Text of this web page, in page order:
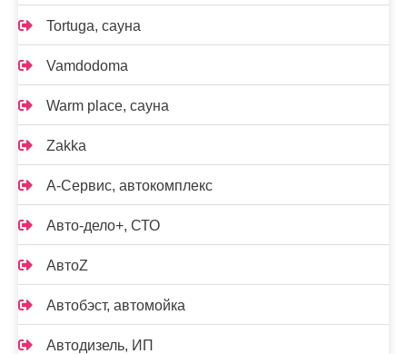
Tortuga, сауна
Vamdodoma
Warm place, сауна
Zakka
А-Сервис, автокомплекс
Авто-дело+, СТО
АвтоZ
Автобэст, автомойка
Автодизель, ИП